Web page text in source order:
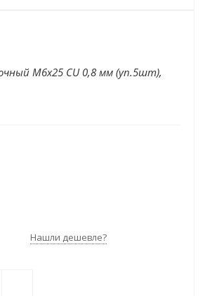
М6х25 СU 0,8 мм (уп.5шт),
Нашли дешевле?